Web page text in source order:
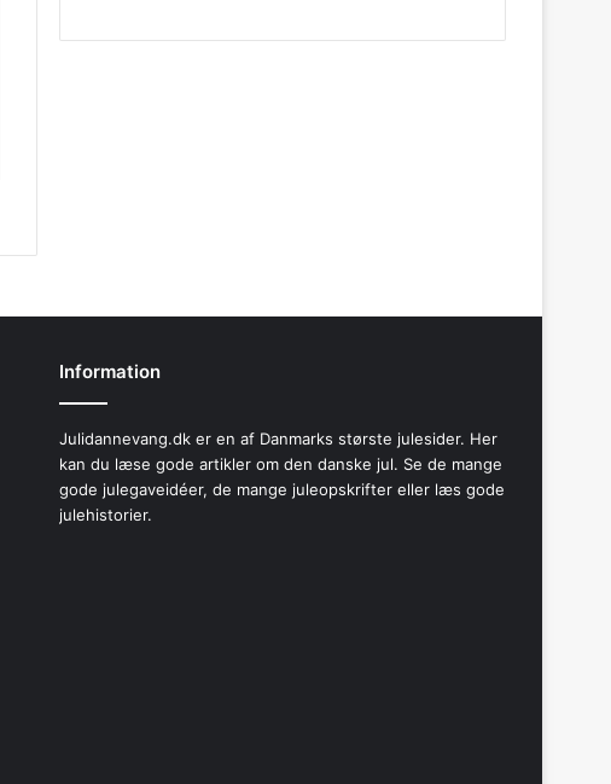
Information
Julidannevang.dk er en af Danmarks største julesider. Her
kan du læse gode artikler om den danske jul. Se de mange
gode julegaveidéer, de mange juleopskrifter eller læs gode
julehistorier.